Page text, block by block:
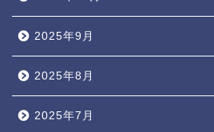
2025年9月
2025年8月
2025年7月